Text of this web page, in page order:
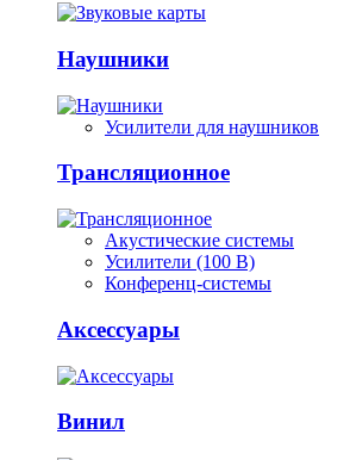
Наушники
Усилители для наушников
Трансляционное
Акустические системы
Усилители (100 В)
Конференц-системы
Аксессуары
Винил